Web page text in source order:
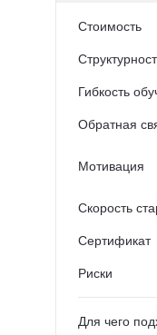
Стоимость
Гибкость
Обратная
Мотивация
Скорость
Сертификат
Риски
Для чего